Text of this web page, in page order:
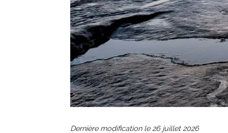
Dernière modification le 26 juillet 2026